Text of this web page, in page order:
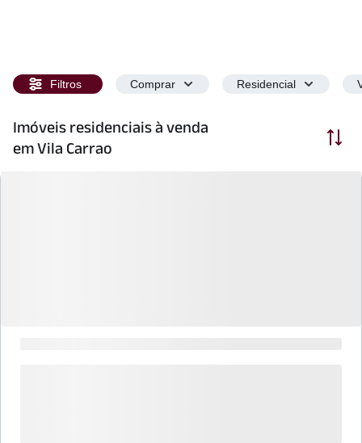
Filtros Comprar Residencial
Imóveis residenciais à venda
em Vila Carrao
Ordenar